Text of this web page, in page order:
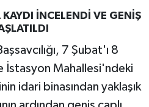
İNCELENDİ VE GENİŞ
7 Şubat'ı 8
İstasyon Mahallesi'ndeki
idari binasından yaklaşık